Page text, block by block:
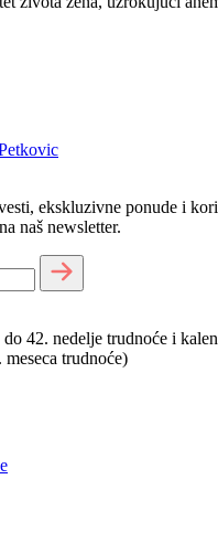
ekskluzivne ponude i
naš newsletter.
42. nedelje trudnoće i
trudnoće)